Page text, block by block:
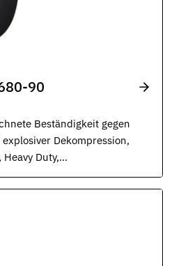
90
Beständigkeit gegen
Dekompression,
Duty,